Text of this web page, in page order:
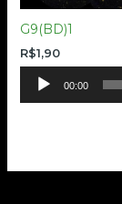
G9(BD)1
R$1,90
Tocador
00:00